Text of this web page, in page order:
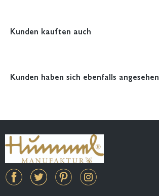
Kunden kauften auch
Kunden haben sich ebenfalls angesehen